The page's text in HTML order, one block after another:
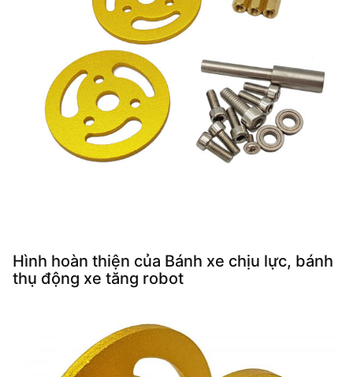
Hình hoàn thiện của Bánh xe chịu lực, bánh
thụ động xe tăng robot